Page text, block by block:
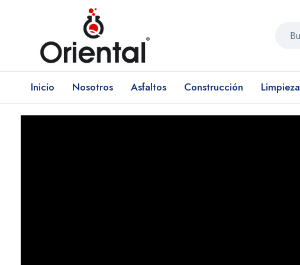
Inicio Nosotros Asfaltos Construcción Limpieza